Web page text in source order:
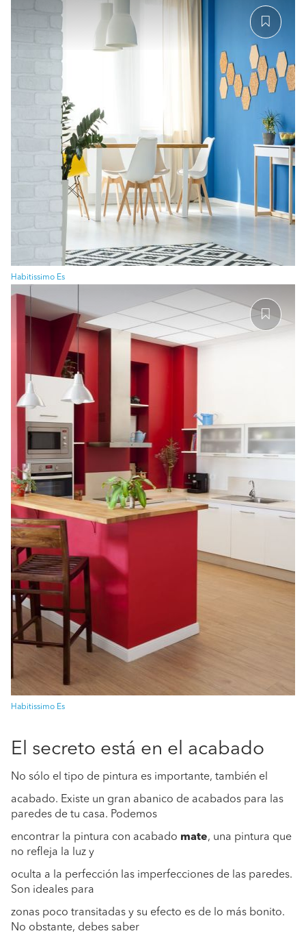
Habitissimo Es
Habitissimo Es
El secreto está en el acabado
No sólo el tipo de pintura es importante, también el
acabado. Existe un gran abanico de acabados para las
paredes de tu casa. Podemos
encontrar la pintura con acabado mate, una pintura que
no refleja la luz y
oculta a la perfección las imperfecciones de las paredes.
Son ideales para
zonas poco transitadas y su efecto es de lo más bonito.
No obstante, debes saber